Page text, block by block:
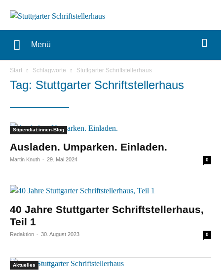
Menü
Start Schlagworte Stuttgarter Schriftstellerhaus
Tag: Stuttgarter Schriftstellerhaus
Stipendiat:innen-Blog
Ausladen. Umparken. Einladen.
Martin Knuth - 29. Mai 2024 0
40 Jahre Stuttgarter Schriftstellerhaus,
Teil 1
Redaktion - 30. August 2023 0
Aktuelles